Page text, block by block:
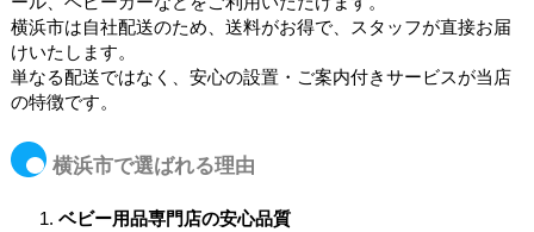
横浜市は自社配送のため、送料がお得で、スタッフが直接お届
けいたします。
単なる配送ではなく、安心の設置・ご案内付きサービスが当店
の特徴です。
横浜市で選ばれる理由
ベビー用品専門店の安心品質